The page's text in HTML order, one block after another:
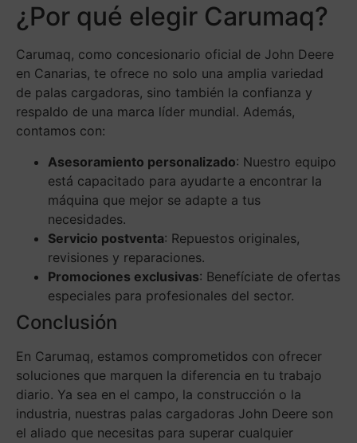
¿Por qué elegir Carumaq?
Carumaq, como concesionario oficial de John Deere
en Canarias, te ofrece no solo una amplia variedad
de palas cargadoras, sino también la confianza y
respaldo de una marca líder mundial. Además,
contamos con:
Asesoramiento personalizado: Nuestro equipo
está capacitado para ayudarte a encontrar la
máquina que mejor se adapte a tus
necesidades.
Servicio postventa: Repuestos originales,
revisiones y reparaciones.
Promociones exclusivas: Benefíciate de ofertas
especiales para profesionales del sector.
Conclusión
En Carumaq, estamos comprometidos con ofrecer
soluciones que marquen la diferencia en tu trabajo
diario. Ya sea en el campo, la construcción o la
industria, nuestras palas cargadoras John Deere son
el aliado que necesitas para superar cualquier